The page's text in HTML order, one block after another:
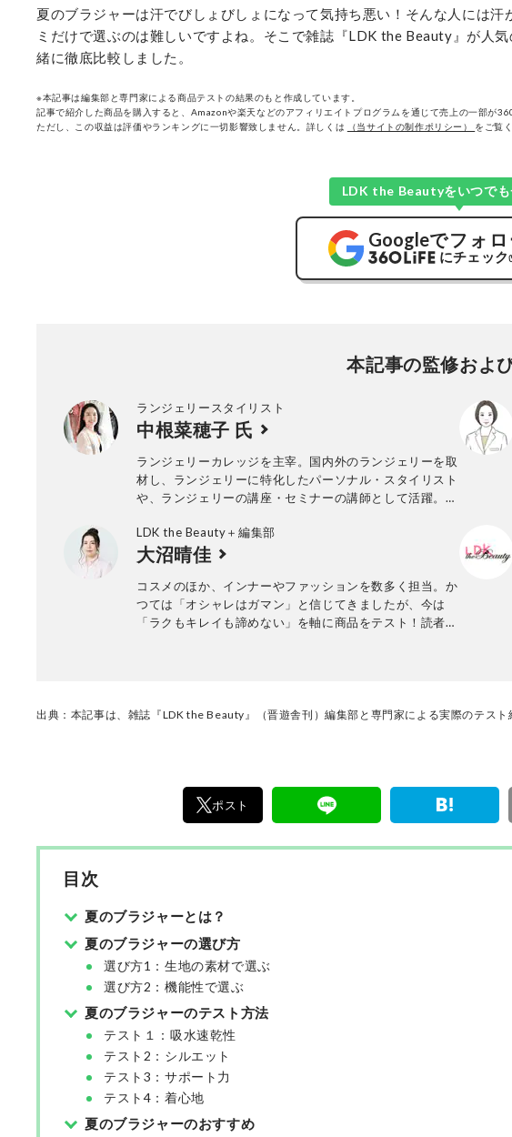
夏のブラジャーは汗でびしょびしょになって気持ち悪い！そんな人には
ミだけで選ぶのは難しいですよね。そこで雑誌『LDK the Beauty』が人
緒に徹底比較しました。
※本記事は編集部と専門家による商品テストの結果のもと作成しています。
記事で紹介した商品を購入すると、Amazonや楽天などのアフィリエイトプログラムを通じて売上の一部が
ただし、この収益は評価やランキングに一切影響致しません。詳しくは
（当サイトの制作ポリシー） をご覧
LDK the Beautyをいつでも
Googleでフォ
にチェック
本記事の監修およ
ランジェリースタイリスト
中根菜穂子 氏
ランジェリーカレッジを主宰。国内外のランジェリーを取
材し、ランジェリーに特化したパーソナル・スタイリスト
や、ランジェリーの講座・セミナーの講師として活躍。専
まざまなメディアでランジェリーの魅力を伝えるほか、女
性ファッション誌の下着企画の監修・スタイリングを担
ンジェリー業界歴は12年。
LDK the Beauty＋編集部
大沼晴佳
コスメのほか、インナーやファッションを数多く担当。か
つては「オシャレはガマン」と信じてきましたが、今は
「ラクもキレイも諦めない」を軸に商品をテスト！読者の
出典：本記事は、雑誌『LDK the Beauty』（晋遊舎刊）編集部と専門家による実際のテス
ポスト
目次
夏のブラジャーとは？
夏のブラジャーの選び方
選び方1：生地の素材で選ぶ
選び方2：機能性で選ぶ
夏のブラジャーのテスト方法
テスト１：吸水速乾性
テスト2：シルエット
テスト3：サポート力
テスト4：着心地
夏のブラジャーのおすすめ